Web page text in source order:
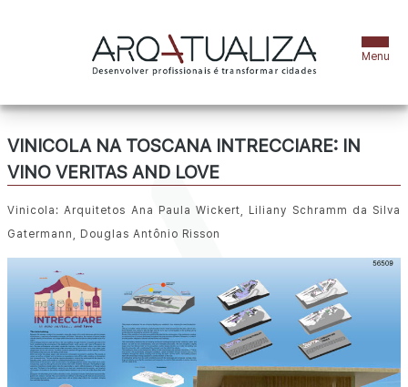
sobre
equipe
cursos
blog
e-books
VINICOLA NA TOSCANA INTRECCIARE: IN
VINO VERITAS AND LOVE
Vinicola: Arquitetos Ana Paula Wickert, Liliany Schramm da Silva
Gatermann, Douglas Antônio Risson